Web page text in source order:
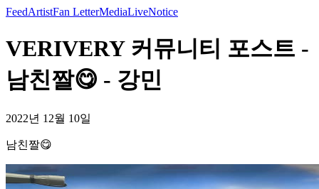
FeedArtistFan LetterMediaLiveNotice
VERIVERY 커뮤니티 포스트 -
남친짤😋 - 강민
2022년 12월 10일
남친짤😋